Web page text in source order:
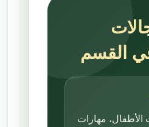
في القسم
الأطفال، مهارات